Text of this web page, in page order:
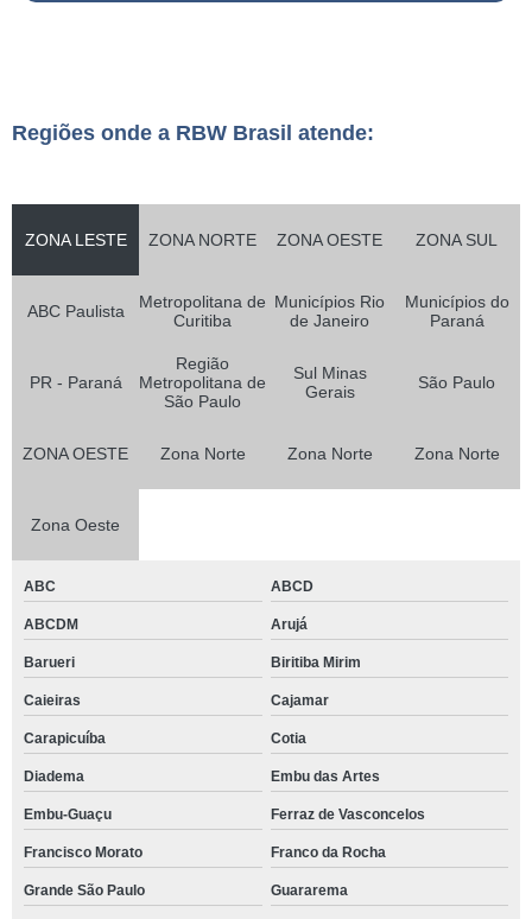
Regiões onde a RBW Brasil atende:
ZONA LESTE ZONA NORTE ZONA OESTE ZONA SUL
ABC Paulista
Metropolitana de
Curitiba
Municípios Rio
de Janeiro
Municípios do
Paraná
PR - Paraná
Região
Metropolitana de
São Paulo
Sul Minas
Gerais
São Paulo
ZONA OESTE Zona Norte Zona Norte Zona Norte
Zona Oeste
ABC ABCD
ABCDM Arujá
Barueri Biritiba Mirim
Caieiras Cajamar
Carapicuíba Cotia
Diadema Embu das Artes
Embu-Guaçu Ferraz de Vasconcelos
Francisco Morato Franco da Rocha
Grande São Paulo Guararema